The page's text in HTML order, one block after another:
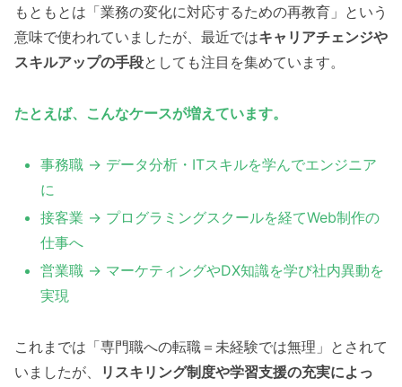
もともとは「業務の変化に対応するための再教育」という
意味で使われていましたが、最近ではキャリアチェンジや
スキルアップの手段としても注目を集めています。
たとえば、こんなケースが増えています。
事務職 → データ分析・ITスキルを学んでエンジニア
に
接客業 → プログラミングスクールを経てWeb制作の
仕事へ
営業職 → マーケティングやDX知識を学び社内異動を
実現
これまでは「専門職への転職＝未経験では無理」とされて
いましたが、
リスキリング制度や学習支援の充実によっ